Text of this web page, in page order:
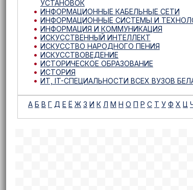
УСТАНОВОК
ИНФОРМАЦИОННЫЕ КАБЕЛЬНЫЕ СЕТИ
ИНФОРМАЦИОННЫЕ СИСТЕМЫ И
ИНФОРМАЦИЯ И КОММУНИКАЦИЯ
ИСКУССТВЕННЫЙ ИНТЕЛЛЕКТ
ИСКУССТВО НАРОДНОГО ПЕНИЯ
ИСКУССТВОВЕДЕНИЕ
ИСТОРИЧЕСКОЕ ОБРАЗОВАНИЕ
ИСТОРИЯ
ИТ, IT-СПЕЦИАЛЬНОСТИ ВСЕХ ВУЗОВ
А Б В Г Д Е Ё Ж З И К Л М Н О П Р С Т У Ф Х Ц